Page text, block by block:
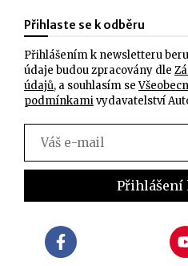
Přihlaste se k odběru
Přihlášením k newsletteru
údaje budou zpracovány dle
údajů, a souhlasím se
podmínkamivydavatelství